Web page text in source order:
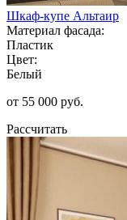
Шкаф-купе Альтаир
Материал фасада:
Пластик
Цвет:
Белый
от 55 000 руб.
Рассчитать